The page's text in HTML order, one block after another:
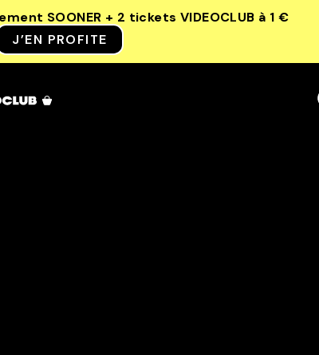
SOONER + 2 tickets VIDEOCLUB à 1 €
J’EN PROFITE